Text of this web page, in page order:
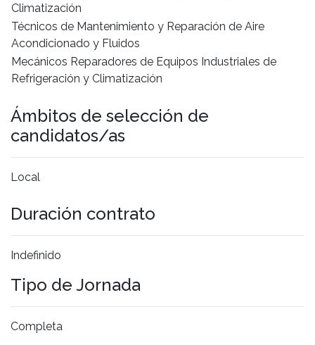
Climatización
Técnicos de Mantenimiento y Reparación de Aire
Acondicionado y Fluidos
Mecánicos Reparadores de Equipos Industriales de
Refrigeración y Climatización
Ámbitos de selección de
candidatos/as
Local
Duración contrato
Indefinido
Tipo de Jornada
Completa